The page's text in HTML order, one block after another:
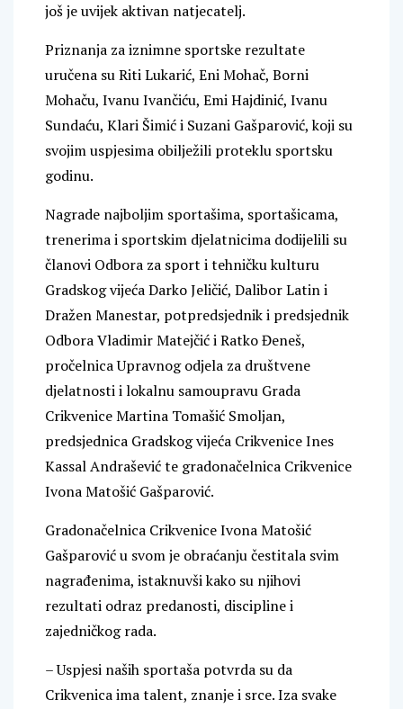
još je uvijek aktivan natjecatelj.
Priznanja za iznimne sportske rezultate
uručena su Riti Lukarić, Eni Mohač, Borni
Mohaču, Ivanu Ivančiću, Emi Hajdinić, Ivanu
Sundaću, Klari Šimić i Suzani Gašparović, koji su
svojim uspjesima obilježili proteklu sportsku
godinu.
Nagrade najboljim sportašima, sportašicama,
trenerima i sportskim djelatnicima dodijelili su
članovi Odbora za sport i tehničku kulturu
Gradskog vijeća Darko Jeličić, Dalibor Latin i
Dražen Manestar, potpredsjednik i predsjednik
Odbora Vladimir Matejčić i Ratko Đeneš,
pročelnica Upravnog odjela za društvene
djelatnosti i lokalnu samoupravu Grada
Crikvenice Martina Tomašić Smoljan,
predsjednica Gradskog vijeća Crikvenice Ines
Kassal Andrašević te gradonačelnica Crikvenice
Ivona Matošić Gašparović.
Gradonačelnica Crikvenice Ivona Matošić
Gašparović u svom je obraćanju čestitala svim
nagrađenima, istaknuvši kako su njihovi
rezultati odraz predanosti, discipline i
zajedničkog rada.
– Uspjesi naših sportaša potvrda su da
Crikvenica ima talent, znanje i srce. Iza svake